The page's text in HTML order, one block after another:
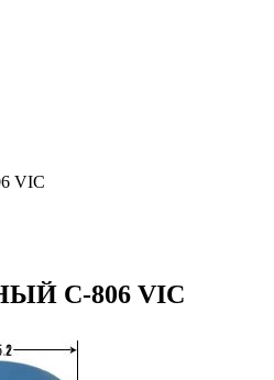
VIC
C-806 VIC